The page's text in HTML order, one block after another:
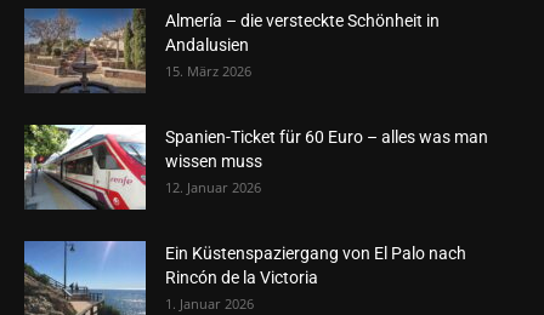
Almería – die versteckte Schönheit in
Andalusien
15. März 2026
Spanien-Ticket für 60 Euro – alles was man
wissen muss
12. Januar 2026
Ein Küstenspaziergang von El Palo nach
Rincón de la Victoria
1. Januar 2026